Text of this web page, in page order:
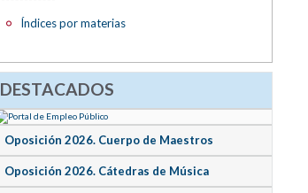
Índices por materias
DESTACADOS
Oposición 2026. Cuerpo de Maestros
Oposición 2026. Cátedras de Música